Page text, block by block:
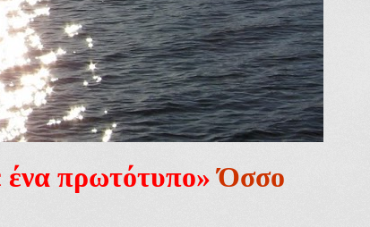
ένα πρωτότυπο» Όσσο